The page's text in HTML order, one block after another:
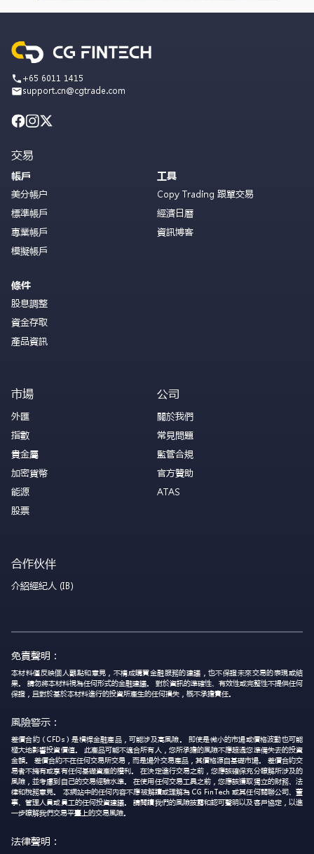
+65 6011 1415
support.cn@cgtrade.com
交易
帳戶
美分帳户
標準帳戶
專業帳戶
模擬帳戶
條件
股息調整
資金存取
產品資訊
工具
Copy Trading 跟單交易
經濟日曆
資訊博客
市場
外匯
指數
貴金屬
加密貨幣
能源
股票
公司
關於我們
常見問題
監管合規
官方贊助
ATAS
合作伙伴
介紹經紀人 (IB)
免責聲明：
本材料僅反映個人觀點和意見，不構成購買金融服務的建議，也不保證未來交易的表現或結
果。 請勿將本材料視為任何形式的金融建議。 對於資訊的準確性、有效性或完整性不提供任何
保證，且對於基於本材料進行的投資所產生的任何損失，概不承擔責任。
風險警示：
差價合約（CFDs）是槓桿金融產品，可能涉及高風險。 即使是微小的市場或價格波動也可能
極大地影響投資價值。 此產品可能不適合所有人，您所承擔的風險不應超過您準備失去的投資
金額。 差價合約不在任何交易所交易，而是場外交易產品，其價格源自基礎市場。 差價合約交
易者不擁有或享有任何基礎資產的權利。 在決定進行交易之前，您應該確保充分瞭解所涉及的
風險，並考慮到自己的交易經驗水準。 在使用任何交易工具之前，您應該獲取獨立的財務、法
律和稅務意見。 本網站中的任何內容不應被解讀或理解為 CG FinTech 或其任何關聯公司、董
事、管理人員或員工的任何投資建議。 請閱讀我們的風險披露和認可聲明以及客戶協定，以進
一步瞭解我們交易平臺上的交易風險。
法律聲明：